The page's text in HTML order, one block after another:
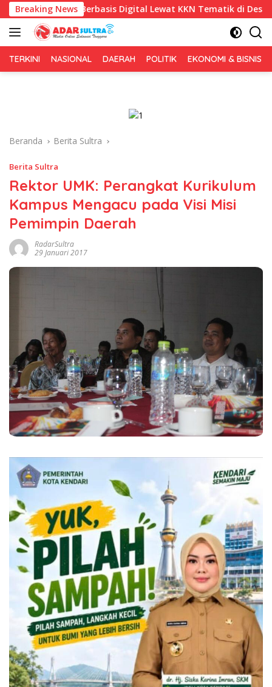
Langsung
ke
konten
Breaking News
Berbasis Digital Lewat KKN Tematik di Desa Alebo
TERKINI NASIONAL DAERAH POLITIK EKONOMI & BISNIS
Beranda Berita Sultra
Berita Sultra
Rektor UMK: Perangkat Kurikulum
Kampus Mengacu pada Visi Misi
Pemimpin Daerah
RadarSultra
29 Januari 2017